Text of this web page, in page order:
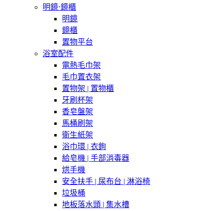
明鏡⋅鏡櫃
明鏡
鏡櫃
置物平台
浴室配件
電熱毛巾架
毛巾置衣架
置物架 | 置物櫃
牙刷杯架
香皂盤架
馬桶刷架
衛生紙架
浴巾環 | 衣鉤
給皂機 | 手部消毒器
烘手機
安全扶手 | 尿布台 | 淋浴椅
垃圾桶
地板落水頭 | 集水槽